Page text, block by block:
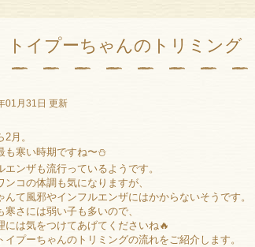
トイプーちゃんのトリミング
01月31日 更新
月。
も寒い時期ですね〜⛄
エンザも流行っているようです。
ンコの体調も気になりますが、
んて風邪やインフルエンザにはかからないそうです。
寒さには弱い子も多いので、
には気をつけてあげてくださいね🔥
イプーちゃんのトリミングの流れをご紹介します。